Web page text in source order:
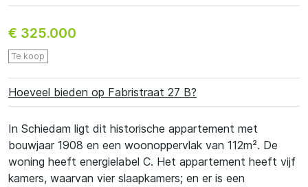
€ 325.000
Te koop
Hoeveel bieden op Fabristraat 27 B?
In Schiedam ligt dit historische appartement met
bouwjaar 1908 en een woonoppervlak van 112m². De
woning heeft energielabel C. Het appartement heeft vijf
kamers, waarvan vier slaapkamers; en er is een